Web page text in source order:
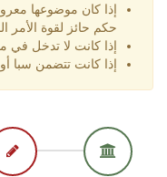
تقديم إقتراح
أسئلة وأجوبة
أرقام الشكايات
اللغة
إذا كان موضوعها
حكم حائز لقوة الأمر
إذا كانت لا تدخل في
إذا كانت تتضمن سبا أو